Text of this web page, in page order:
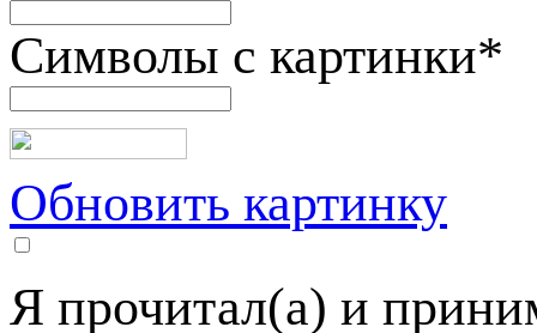
Символы с картинки*
Обновить картинку
Я прочитал(а) и